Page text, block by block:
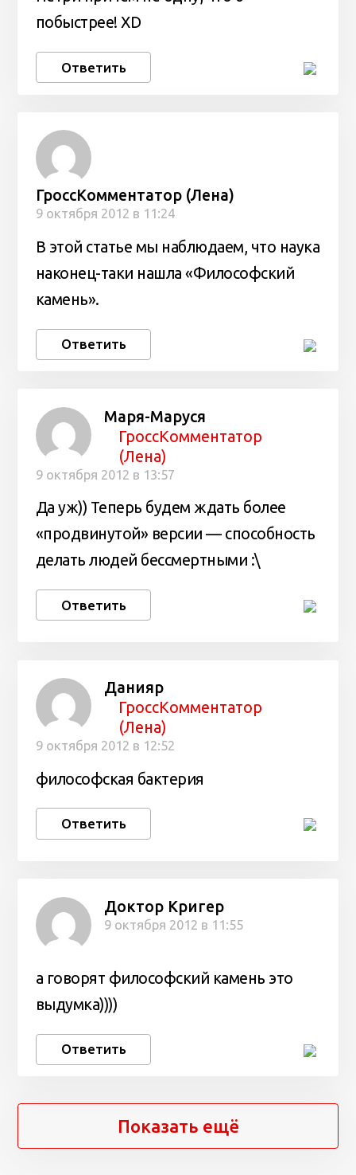
побыстрее! XD
Ответить
ГроссКомментатор (Лена)
9 октября 2012 в 11:24
В этой статье мы наблюдаем, что наука
наконец-таки нашла «Философский
камень».
Ответить
Маря-Маруся
ГроссКомментатор
(Лена)
9 октября 2012 в 13:57
Да уж)) Теперь будем ждать более
«продвинутой» версии — способность
делать людей бессмертными :\
Ответить
Данияр
ГроссКомментатор
(Лена)
9 октября 2012 в 12:52
философская бактерия
Ответить
Доктор Кригер
9 октября 2012 в 11:55
а говорят философский камень это
выдумка))))
Ответить
Показать ещё